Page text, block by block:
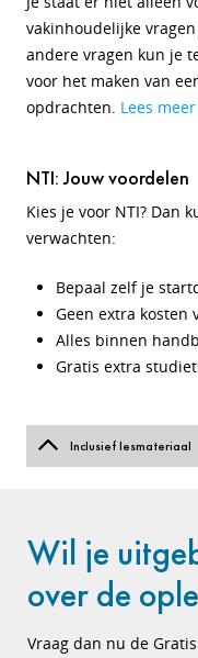
vakinhoudelijke
andere vragen kun je
voor het maken van
opdrachten. Lees
NTI: Jouw voordelen
Kies je voor NTI? Dan
verwachten:
Bepaal zelf je
Geen extra kosten
Alles binnen
Gratis extra
Inclusief lesmateriaal
Wil je
over de
Vraag dan nu de